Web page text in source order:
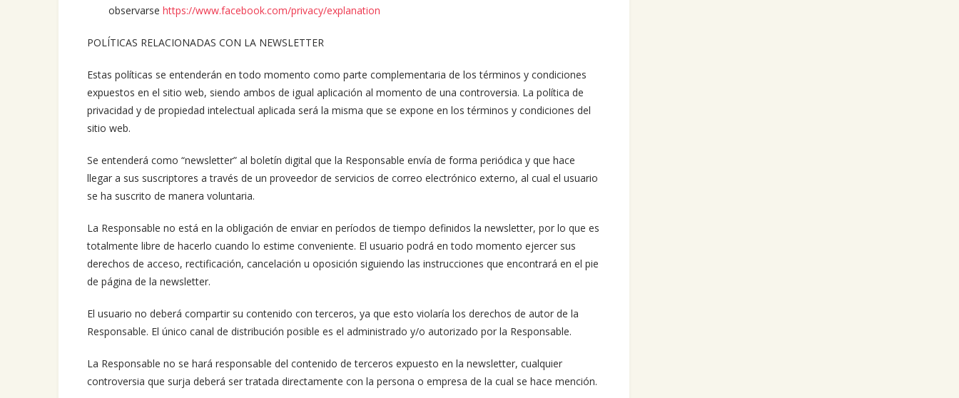
observarse https://www.facebook.com/privacy/explanation
POLÍTICAS RELACIONADAS CON LA NEWSLETTER
Estas políticas se entenderán en todo momento como parte complementaria de los términos y condiciones
expuestos en el sitio web, siendo ambos de igual aplicación al momento de una controversia. La política de
privacidad y de propiedad intelectual aplicada será la misma que se expone en los términos y condiciones del
sitio web.
Se entenderá como “newsletter” al boletín digital que la Responsable envía de forma periódica y que hace
llegar a sus suscriptores a través de un proveedor de servicios de correo electrónico externo, al cual el usuario
se ha suscrito de manera voluntaria.
La Responsable no está en la obligación de enviar en períodos de tiempo definidos la newsletter, por lo que es
totalmente libre de hacerlo cuando lo estime conveniente. El usuario podrá en todo momento ejercer sus
derechos de acceso, rectificación, cancelación u oposición siguiendo las instrucciones que encontrará en el pie
de página de la newsletter.
El usuario no deberá compartir su contenido con terceros, ya que esto violaría los derechos de autor de la
Responsable. El único canal de distribución posible es el administrado y/o autorizado por la Responsable.
La Responsable no se hará responsable del contenido de terceros expuesto en la newsletter, cualquier
controversia que surja deberá ser tratada directamente con la persona o empresa de la cual se hace mención.